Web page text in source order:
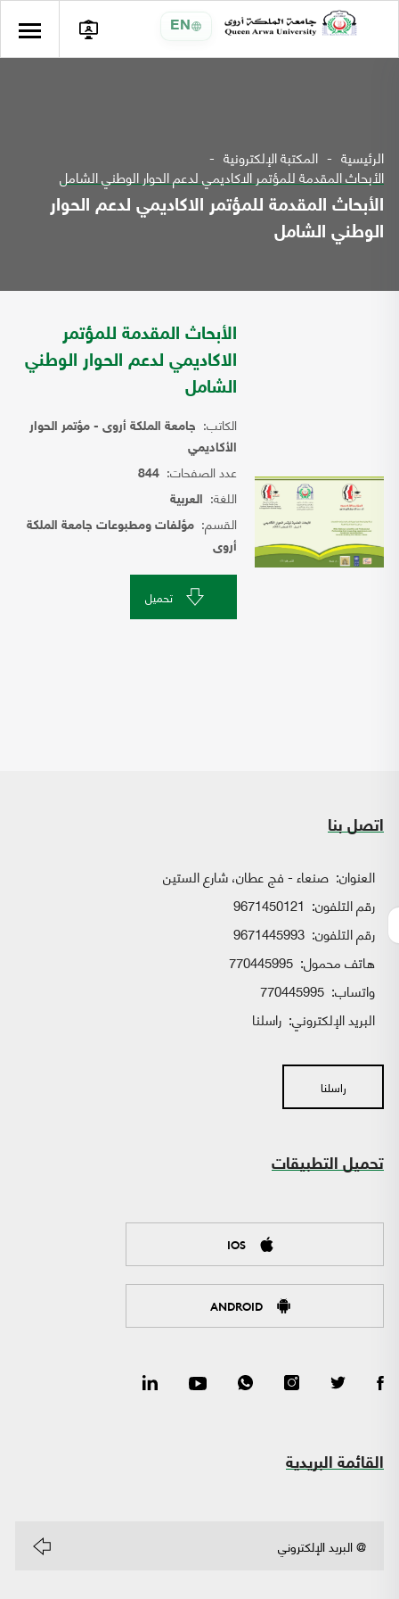
EN
الرئيسية المكتبة الإلكترونية
الأبحاث المقدمة للمؤتمر الاكاديمي لدعم الحوار الوطني الشامل
الأبحاث المقدمة للمؤتمر الاكاديمي لدعم الحوار
الوطني الشامل
الأبحاث المقدمة للمؤتمر
الاكاديمي لدعم الحوار الوطني
الشامل
الكاتب: جامعة الملكة أروى - مؤتمر الحوار
الأكاديمي
عدد الصفحات: 844
اللغة: العربية
القسم: مؤلفات ومطبوعات جامعة الملكة
أروى
تحميل
اتصل بنا
العنوان: صنعاء - فج عطان، شارع الستين
رقم التلفون: 9671450121
رقم التلفون: 9671445993
هاتف محمول: 770445995
واتساب:
البريد الإلكتروني: راسلنا
راسلنا
تحميل التطبيقات
IOS
ANDROID
القائمة البريدية